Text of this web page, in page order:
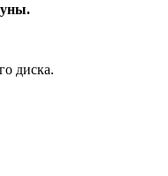
диска.